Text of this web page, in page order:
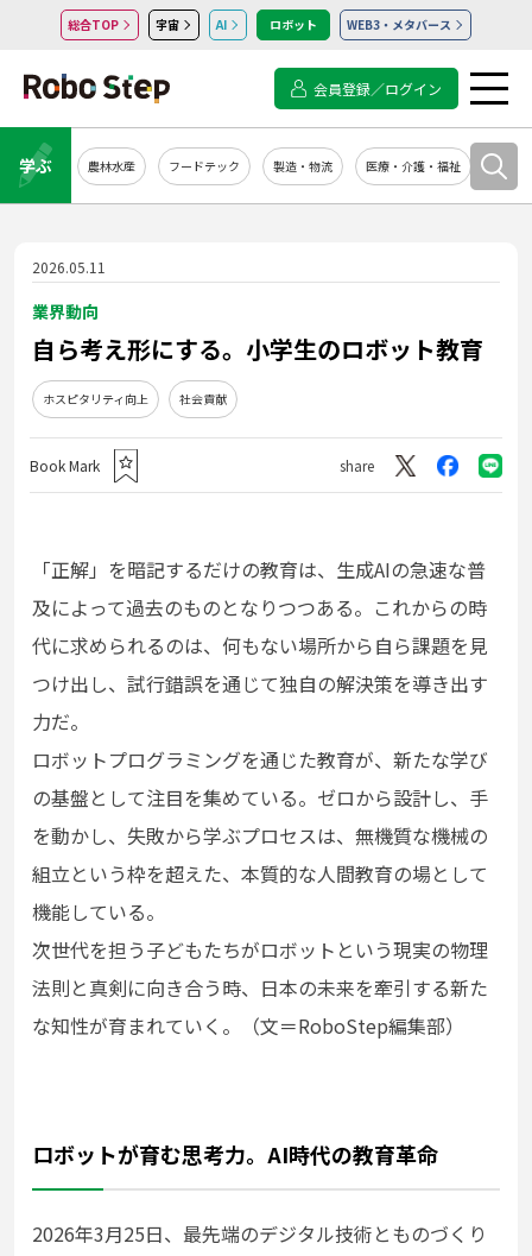
総合TOP 宇宙 AI ロボット WEB3・メタバース
会員登録／ログイン
学ぶ 農林水産 フードテック 製造・物流 医療・介護・福祉 シス
2026.05.11
業界動向
自ら考え形にする。小学生のロボット教育
ホスピタリティ向上 社会貢献
Book Mark share
「正解」を暗記するだけの教育は、生成AIの急速な普
及によって過去のものとなりつつある。これからの時
代に求められるのは、何もない場所から自ら課題を見
つけ出し、試行錯誤を通じて独自の解決策を導き出す
力だ。
ロボットプログラミングを通じた教育が、新たな学び
の基盤として注目を集めている。ゼロから設計し、手
を動かし、失敗から学ぶプロセスは、無機質な機械の
組立という枠を超えた、本質的な人間教育の場として
機能している。
次世代を担う子どもたちがロボットという現実の物理
法則と真剣に向き合う時、日本の未来を牽引する新た
な知性が育まれていく。（文＝RoboStep編集部）
ロボットが育む思考力。AI時代の教育革命
2026年3月25日、最先端のデジタル技術とものづくり